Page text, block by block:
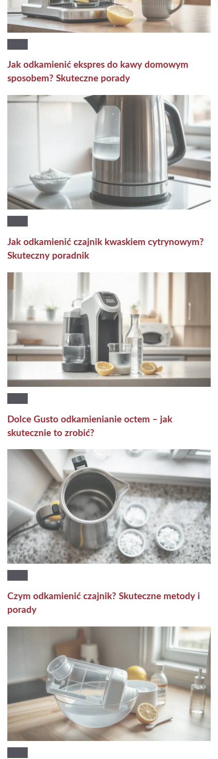
Jak odkamienić ekspres do kawy domowym
sposobem? Skuteczne porady
Jak odkamienić czajnik kwaskiem cytrynowym?
Skuteczny poradnik
Dolce Gusto odkamienianie octem – jak
skutecznie to zrobić?
Czym odkamienić czajnik? Skuteczne metody i
porady